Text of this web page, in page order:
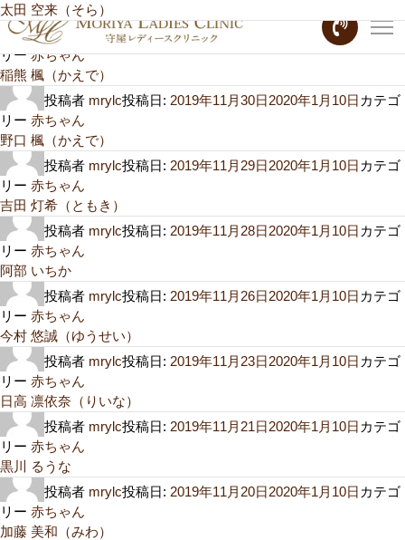
月:2019年11月
太田 空来（そら）
投稿者
mrylc投稿日:2019年11月30日 2020年1月10日
カテゴ
リー赤ちゃん
稲熊 楓（かえで）
投稿者 mrylc投稿日: 2019年11月30日2020年1月10日 カテゴ
リー 赤ちゃん
野口 楓（かえで）
投稿者 mrylc投稿日: 2019年11月29日2020年1月10日 カテゴ
リー 赤ちゃん
吉田 灯希（ともき）
投稿者 mrylc投稿日: 2019年11月28日2020年1月10日 カテゴ
リー 赤ちゃん
阿部 いちか
投稿者 mrylc投稿日: 2019年11月26日2020年1月10日 カテゴ
リー 赤ちゃん
今村 悠誠（ゆうせい）
投稿者 mrylc投稿日: 2019年11月23日2020年1月10日 カテゴ
リー 赤ちゃん
日高 凛依奈（りいな）
投稿者 mrylc投稿日: 2019年11月21日2020年1月10日 カテゴ
リー 赤ちゃん
黒川 るうな
投稿者 mrylc投稿日: 2019年11月20日2020年1月10日 カテゴ
リー 赤ちゃん
加藤 美和（みわ）